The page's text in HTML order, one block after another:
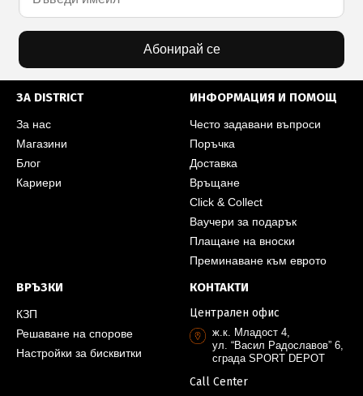
Абонирай се
ЗА DISTRICT
За нас
Магазини
Блог
Кариери
ИНФОРМАЦИЯ И ПОМОЩ
Често задавани въпроси
Поръчка
Доставка
Връщане
Click & Collect
Ваучери за подарък
Плащане на вноски
Преминаване към еврото
ВРЪЗКИ
КЗП
Решаване на спорове
Настройки за бисквитки
КОНТАКТИ
Централен офис
ж.к. Младост 4,
ул. “Васил Радославов” 6,
сграда SPORT DEPOT
Call Center